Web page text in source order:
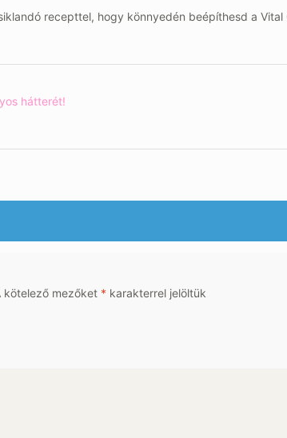
recepttel, hogy könnyedén beépíthesd a
hátterét!
kötelező mezőket * karakterrel jelöltük